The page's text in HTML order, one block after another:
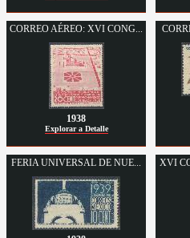
CORREO AÉREO: XVI CONG...
1938
Explorar a Detalle
FERIA UNIVERSAL DE NUE... XVI